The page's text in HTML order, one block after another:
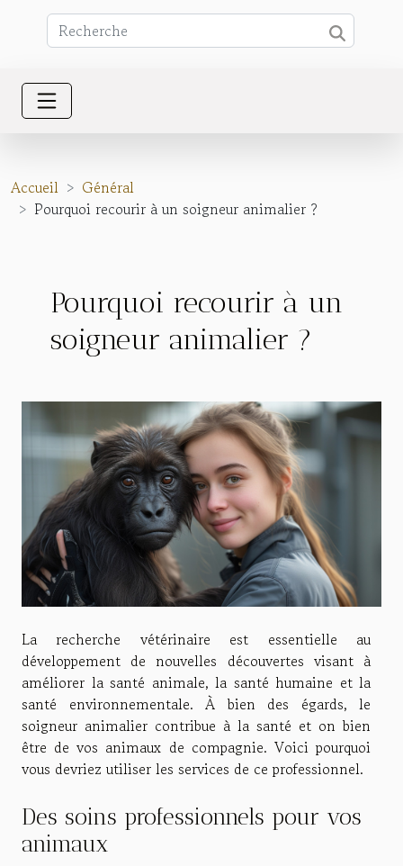
Accueil
Général
Pourquoi recourir à un soigneur animalier ?
Pourquoi recourir à un
soigneur animalier ?
La recherche vétérinaire est essentielle au
développement de nouvelles découvertes visant à
améliorer la santé animale, la santé humaine et la
santé environnementale. À bien des égards, le
soigneur animalier contribue à la santé et on bien
être de vos animaux de compagnie. Voici pourquoi
vous devriez utiliser les services de ce professionnel.
Des soins professionnels pour vos
animaux